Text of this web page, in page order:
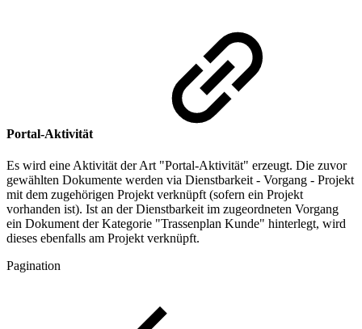
Portal-Aktivität
Es wird eine Aktivität der Art "Portal-Aktivität" erzeugt. Die zuvor
gewählten Dokumente werden via Dienstbarkeit - Vorgang - Projekt
mit dem zugehörigen Projekt verknüpft (sofern ein Projekt
vorhanden ist). Ist an der Dienstbarkeit im zugeordneten Vorgang
ein Dokument der Kategorie "Trassenplan Kunde" hinterlegt, wird
dieses ebenfalls am Projekt verknüpft.
Pagination